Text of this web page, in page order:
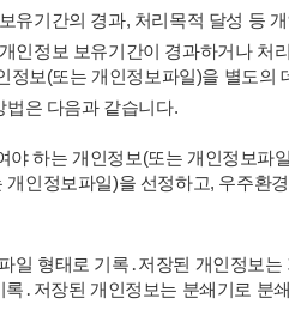
유기간의 경과, 처리목적 달성 등
인정보 보유기간이 경과하거나
정보(또는 개인정보파일)을 별도
법은 다음과 같습니다.
야 하는 개인정보(또는 개인정보파
개인정보파일)을 선정하고, 우주환
일 형태로 기록․저장된 개인정보
록․저장된 개인정보는 분쇄기로 분